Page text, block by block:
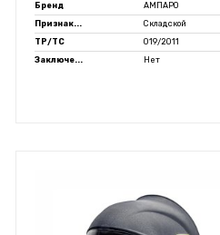
Бренд
АМПАРО
Признак...
Складской
ТР/ТС
019/2011
Заключе...
Нет